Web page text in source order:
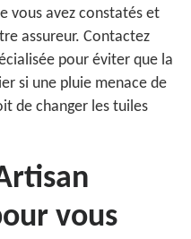
vous avez constatés et
assureur. Contactez
pour éviter que la
si une pluie menace de
de changer les tuiles
vous